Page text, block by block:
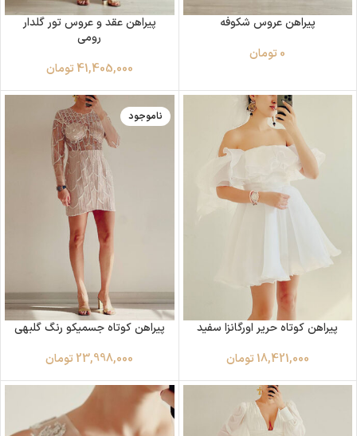
پیراهن عروس شکوفه
0 تومان
پیراهن عقد و عروس تور گلدار
رومی
41,405,000 تومان
پیراهن کوتاه حریر اورگانزا سفید
18,421,000 تومان
ناموجود
پیراهن کوتاه جسمیکو رنگ گلبهی
23,998,000 تومان